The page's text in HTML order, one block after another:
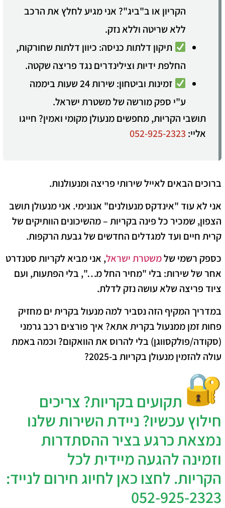
הקריון או ב"ביג"? אני מגיע לחלץ את הרכב
ללא שריטה וללא נזק.
תיקון דלתות כניסה: כיוון דלתות שחורקות,
החלפת ידיות וצילינדרים נגד פריצה שקטה.
זמינות וביטחון:
שירות 24 שעות ביממה
ע"י ספק מורשה של משטרת ישראל.
תושבי הקריות, מחפשים מנעולן מקומי ואמין? חייגו
אליי: 052-925-2323
​ברוכים הבאים לאייל שירותי פריצה ומנעולנות.
אני לא עוד "אינדקס מנעולנים" אנונימי. אני מנעולן תושב
הצפון, שמכיר כל פינה בקריות – מהשיכונים הוותיקים של
קרית חיים ועד למגדלים החדשים של גבעת הרקפות.
כספק רשמי שלמשטרת ישראל, אני מביא לקריות סטנדרט
אחר של שירות: בלי "מחיר החל מ…", בלי הפתעות, ועם
ציוד פריצה שלא עושה נזק לדלת.
​במדריך המקיף הזה נסביר למה מנעול בקרית ים מחזיק
פחות זמן ממנעול בקרית אתא? איך פורצים רכב גרמני
(סקודה/פולקסווגן) בלי להרוס את הוואקום? וכמה באמת
עולה להזמין מנעולן בקריות ב-2025?
תקועים בקריות? צריכים
חילוץ עכשיו? ניידת השירות שלנו
נמצאת כרגע בציר ההסתדרות
וזמינה להגעה מיידית לכל
הקריות. לחצו כאן לחיוג חירום לנייד:
052-925-2323